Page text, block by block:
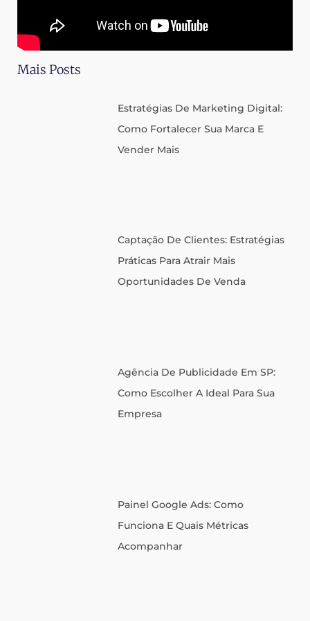
Mais Posts
Estratégias De Marketing Digital:
Como Fortalecer Sua Marca E
Vender Mais
Captação De Clientes: Estratégias
Práticas Para Atrair Mais
Oportunidades De Venda
Agência De Publicidade Em SP:
Como Escolher A Ideal Para Sua
Empresa
Painel Google Ads: Como
Funciona E Quais Métricas
Acompanhar